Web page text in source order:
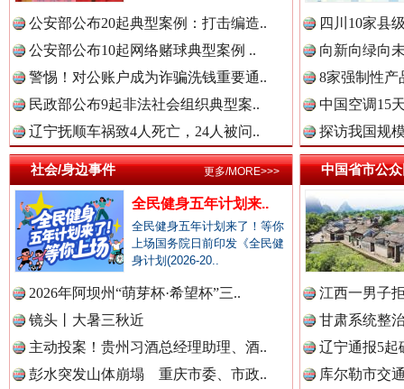
中国公共新闻网.
中国法制新闻网.
中国法治新闻网.
中国法院新闻网.
中国检察新闻网.
“后车司机肯定在骂我” 全民健
世界屋脊 天路回响 永
公安部公布20起典型案例：打击编造..
公安部公布10起网络赌球典型案例 ..
警惕！对公账户成为诈骗洗钱重要通..
民政部公布9起非法社会组织典型案..
辽宁抚顺车祸致4人死亡，24人被问..
四川10家县
向新向绿向
8家强制性产
中国空调15
探访我国规
社会/身边事件
全民健身五年计划来..
全民健身五年计划来了！等你
上场国务院日前印发《全民健
身计划(2026-20..
2026年阿坝州“萌芽杯·希望杯”三..
镜头丨大暑三秋近
主动投案！贵州习酒总经理助理、酒..
彭水突发山体崩塌 重庆市委、市政..
更多/MORE>>> 中国省市公
江西一男子
甘肃系统整
辽宁通报5起
库尔勒市交